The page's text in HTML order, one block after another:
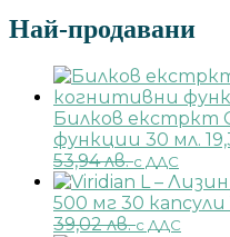
Най-продавани
Билков екстркт
функции 30 мл.
53,94 лв.с ДДС
500 мг 30 капсули
39,02 лв.с ДДС